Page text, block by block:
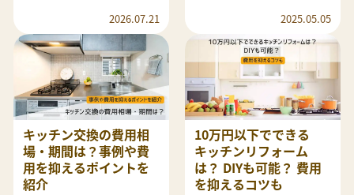
2026.07.21 2025.05.05
キッチン交換の費用相
場・期間は？事例や費
用を抑えるポイントを
紹介
10万円以下でできる
キッチンリフォーム
は？ DIYも可能？ 費用
を抑えるコツも